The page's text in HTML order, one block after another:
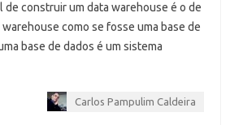
de construir um data warehouse é o de
como se fosse uma base de
base de dados é um sistema
Carlos Pampulim Caldeira